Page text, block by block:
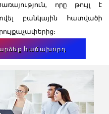
որը թույլ է
բանկային հատվածի
հաճախորդ